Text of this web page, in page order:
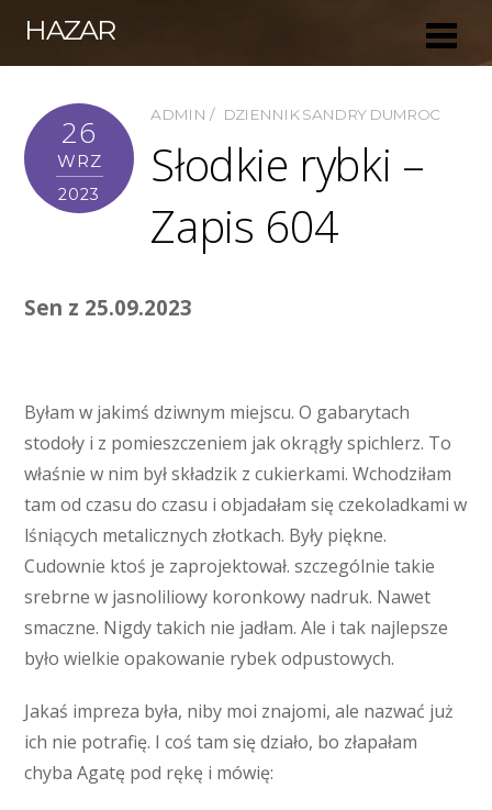
HAZAR
26
WRZ
2023
ADMIN DZIENNIK SANDRY DUMROC
Słodkie rybki –
Zapis 604
Sen z 25.09.2023
Byłam w jakimś dziwnym miejscu. O gabarytach
stodoły i z pomieszczeniem jak okrągły spichlerz. To
właśnie w nim był składzik z cukierkami. Wchodziłam
tam od czasu do czasu i objadałam się czekoladkami w
lśniących metalicznych złotkach. Były piękne.
Cudownie ktoś je zaprojektował. szczególnie takie
srebrne w jasnoliliowy koronkowy nadruk. Nawet
smaczne. Nigdy takich nie jadłam. Ale i tak najlepsze
było wielkie opakowanie rybek odpustowych.
Jakaś impreza była, niby moi znajomi, ale nazwać już
ich nie potrafię. I coś tam się działo, bo złapałam
chyba Agatę pod rękę i mówię: